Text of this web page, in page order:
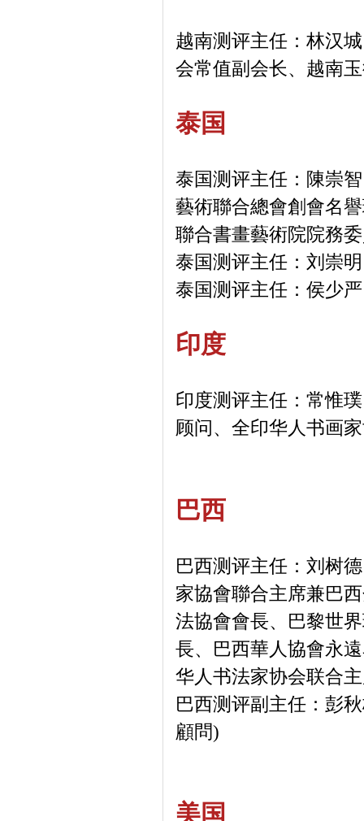
越南测评主任：林汉
会常值副会长、越南
泰国
泰国测评主任：陳崇
藝術聯合總會創會名
聯合書畫藝術院院務
泰国测评主任：刘崇
泰国测评主任：侯少
印度
印度测评主任：常惟
顾问、全印华人书画
巴西
巴西测评主任：刘树
家協會聯合主席兼巴
法協會會長、巴黎世
長、巴西華人協會永
华人书法家协会联合
巴西测评副主任：彭
顧問)
美国